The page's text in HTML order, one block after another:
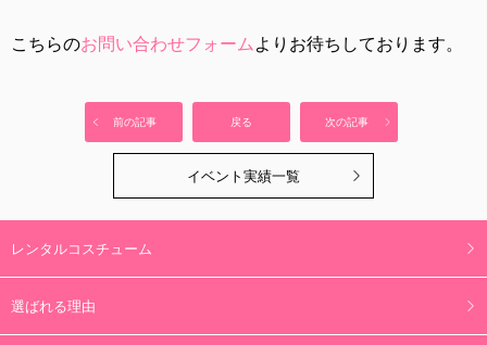
こちらのお問い合わせフォームよりお待ちしております。
前の記事 戻る 次の記事
イベント実績一覧
レンタルコスチューム
選ばれる理由